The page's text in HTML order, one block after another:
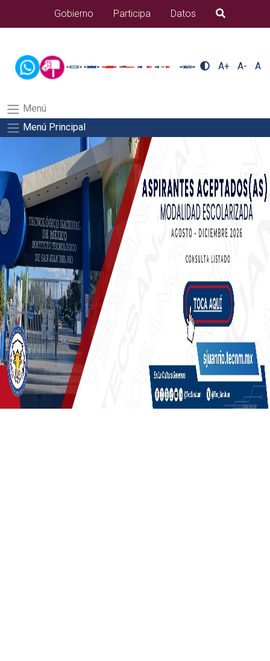
eventos/pdfSalida del comando:
Gobierno Participa Datos B�squeda
A+ A- A
Menú
Menú Principal